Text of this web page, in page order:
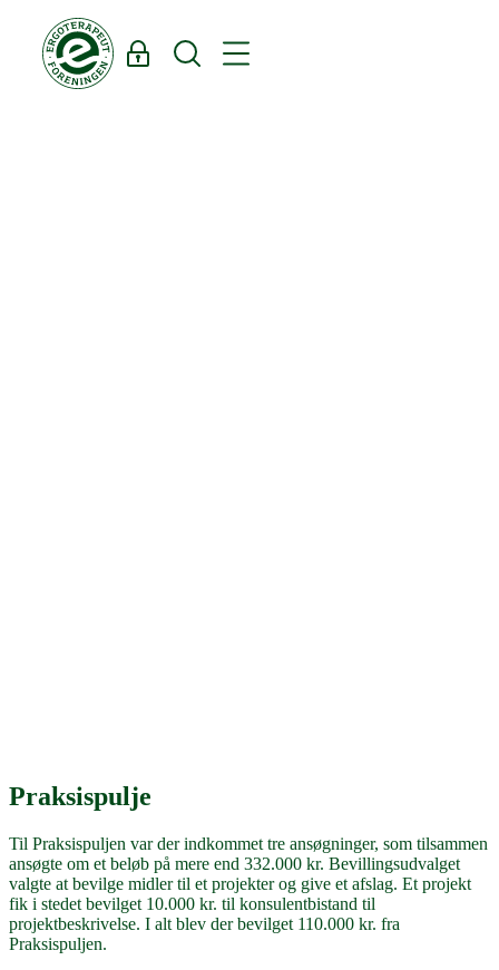
Log ind Søg
Praksispulje
Til Praksispuljen var der indkommet tre ansøgninger, som tilsammen
ansøgte om et beløb på mere end 332.000 kr. Bevillingsudvalget
valgte at bevilge midler til et projekter og give et afslag. Et projekt
fik i stedet bevilget 10.000 kr. til konsulentbistand til
projektbeskrivelse. I alt blev der bevilget 110.000 kr. fra
Praksispuljen.